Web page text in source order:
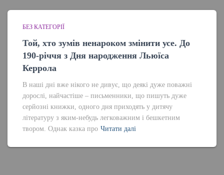
БЕЗ КАТЕГОРІЇ
Той, хто зумів ненароком змінити усе. До
190-річчя з Дня народження Льюїса
Керрола
В наші дні вже нікого не дивує, що деякі дуже поважні
дорослі, найчастіше – письменники, що пишуть дуже
серйозні книжки, одного дня приходять у дитячу
літературу з яким-небудь легковажним і бешкетним
твором. Однак казка про Читати далі